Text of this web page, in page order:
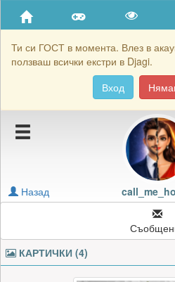
Ти си ГОСТ в момента. Влез в
ползваш всички екстри в Djagi.
Вход
Приятели
Хронология на игри
Подаръците на call_me_honey
Картичките на call_me_honey
Блокирай call_me_honey
Назад
КАРТИЧКИ (4)